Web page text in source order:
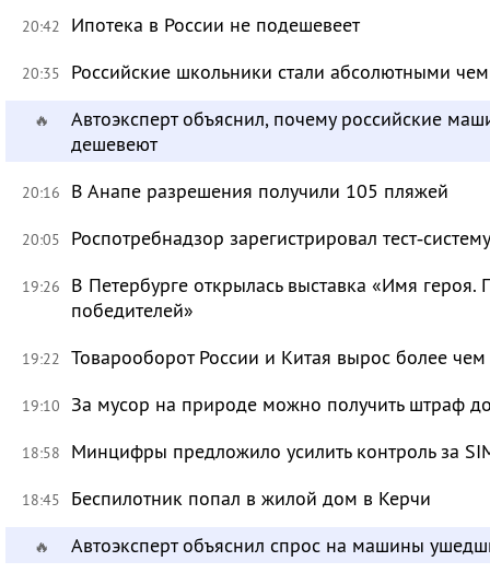
20:42 Ипотека в России не подешевеет
20:35 Российские школьники стали абсолютными
🔥
Автоэксперт объяснил, почему российские
дешевеют
20:16 В Анапе разрешения получили 105 пляжей
20:05 Роспотребнадзор зарегистрировал
19:26
В Петербурге открылась выставка «Имя героя.
победителей»
19:22 Товарооборот России и Китая вырос более чем
19:10 За мусор на природе можно получить штраф
18:58 Минцифры предложило усилить контроль за
18:45 Беспилотник попал в жилой дом в Керчи
🔥 Автоэксперт объяснил спрос на машины